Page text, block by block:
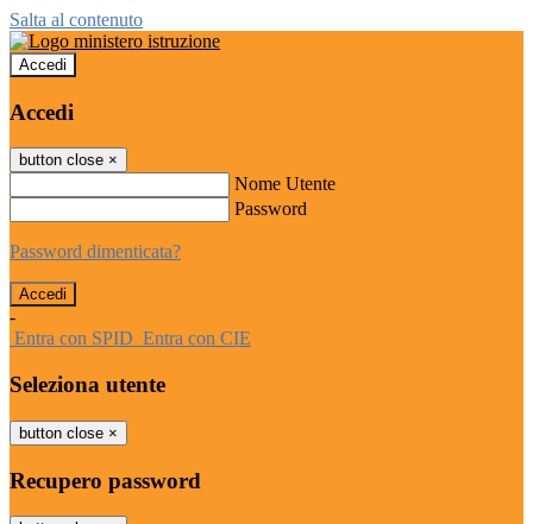
Salta al contenuto
Accedi
Accedi
button close ×
Nome Utente
Password
Password dimenticata?
-
Entra con SPID Entra con CIE
Seleziona utente
button close ×
Recupero password